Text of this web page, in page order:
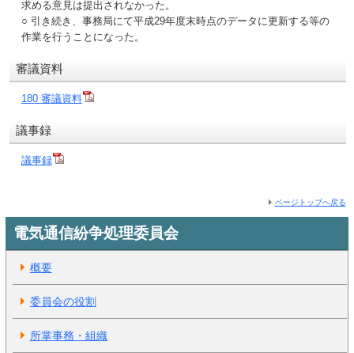
求める意見は提出されなかった。
○ 引き続き、事務局にて平成29年度末時点のデータに更新する等の
作業を行うことになった。
審議資料
180 審議資料
議事録
議事録
ページトップへ戻る
電気通信紛争処理委員会
概要
委員会の役割
所掌事務・組織